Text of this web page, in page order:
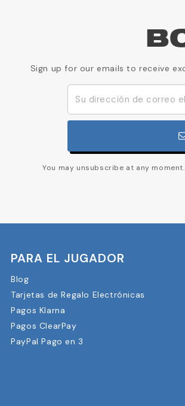
Sign up for our emails to receive
You may unsubscribe at any
PARA EL JUGADOR
Blog
Tarjetas de Regalo Electrónicas
Pagos Klarna
Pagos ClearPay
PayPal Pago en 3